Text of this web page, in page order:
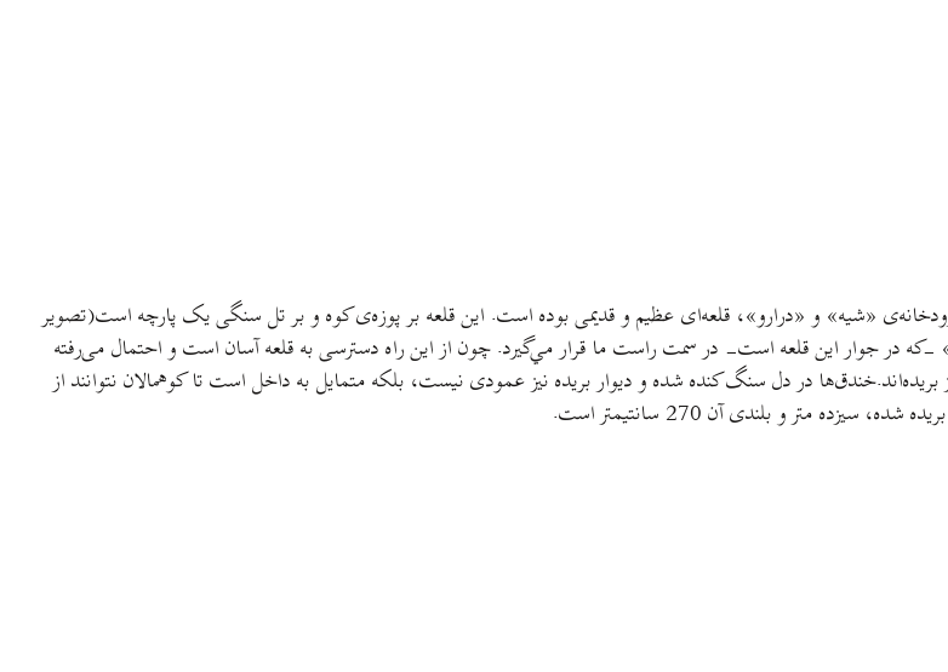
«مُرَبّو» و میان دو رودخانه‌ی «شیه» و «درارو»، قلعه‌ای عظیم و قدیمی بوده است. این قلعه بر پوزه‌ی کوه و بر تل سنگی یک پارچه است(تصویر
-که در جوار این قلعه است- در سمت راست ما قرار مي‌گیرد. چون از این راه دسترسی به قلعه آسان است و احتمال می‌رفته
بریده‌اند.خندق‌ها در دل سنگ کنده شده و دیوار بریده نیز عمودی نیست، بلکه متمایل به داخل است تا کوهمالان نتوانند از